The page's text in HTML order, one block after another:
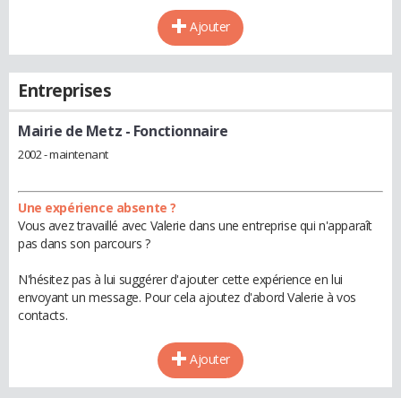
Ajouter
Entreprises
Mairie de Metz - Fonctionnaire
2002 - maintenant
Une expérience absente ?
Vous avez travaillé avec Valerie dans une entreprise qui n'apparaît
pas dans son parcours ?
N'hésitez pas à lui suggérer d'ajouter cette expérience en lui
envoyant un message. Pour cela ajoutez d'abord Valerie à vos
contacts.
Ajouter